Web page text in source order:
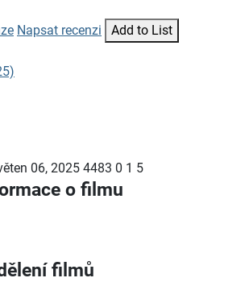
Napsat recenzi Add to List
06, 2025 4483 0 1 5
o filmu
filmů